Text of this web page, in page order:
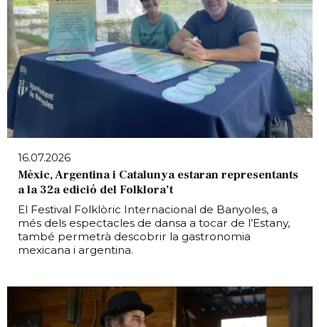
16.07.2026
Mèxic, Argentina i Catalunya estaran representants
a la 32a edició del Folklora’t
El Festival Folklòric Internacional de Banyoles, a
més dels espectacles de dansa a tocar de l’Estany,
també permetrà descobrir la gastronomia
mexicana i argentina.